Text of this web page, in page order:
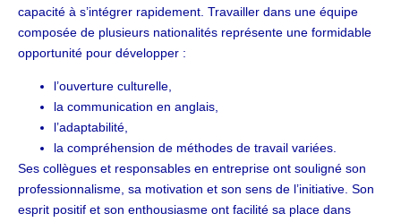
capacité à s’intégrer rapidement. Travailler dans une équipe
composée de plusieurs nationalités représente une formidable
opportunité pour développer :
l’ouverture culturelle,
la communication en anglais,
l’adaptabilité,
la compréhension de méthodes de travail variées.
Ses collègues et responsables en entreprise ont souligné son
professionnalisme, sa motivation et son sens de l’initiative. Son
esprit positif et son enthousiasme ont facilité sa place dans